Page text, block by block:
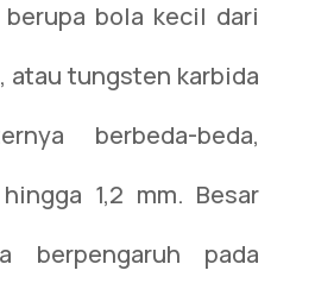
bola kecil dari
atau tungsten karbida
berbeda-beda,
1,2 mm. Besar
berpengaruh pada